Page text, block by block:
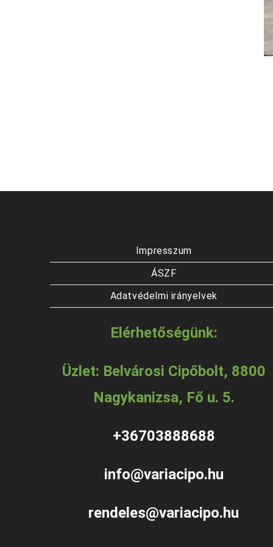
Impresszum
ÁSZF
Adatvédelmi irányelvek
Elérhetőségünk:
Üzlet: Belvárosi Cipőbolt, 8800
Nagykanizsa, Fő u. 5.
+36703888688
info@variacipo.hu
rendeles@variacipo.hu